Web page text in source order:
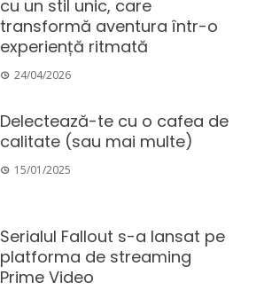
cu un stil unic, care
transformă aventura într-o
experiență ritmată
24/04/2026
Delectează-te cu o cafea de
calitate (sau mai multe)
15/01/2025
Serialul Fallout s-a lansat pe
platforma de streaming
Prime Video